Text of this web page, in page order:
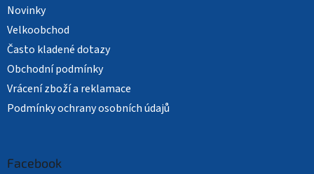
Novinky
Velkoobchod
Často kladené dotazy
Obchodní podmínky
Vrácení zboží a reklamace
Podmínky ochrany osobních údajů
Facebook